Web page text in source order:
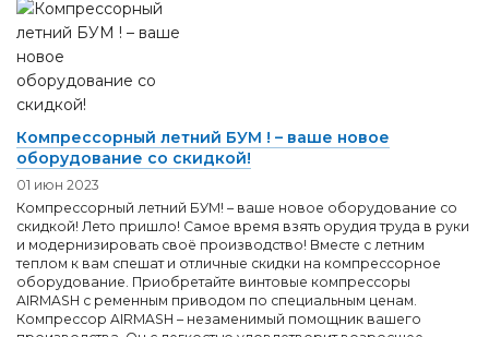
Компрессорный летний БУМ ! – ваше новое
оборудование со скидкой!
01 июн 2023
Компрессорный летний БУМ! – ваше новое оборудование со
скидкой! Лето пришло! Самое время взять орудия труда в руки
и модернизировать своё производство! Вместе с летним
теплом к вам спешат и отличные скидки на компрессорное
оборудование. Приобретайте винтовые компрессоры
AIRMASH с ременным приводом по специальным ценам.
Компрессор AIRMASH – незаменимый помощник вашего